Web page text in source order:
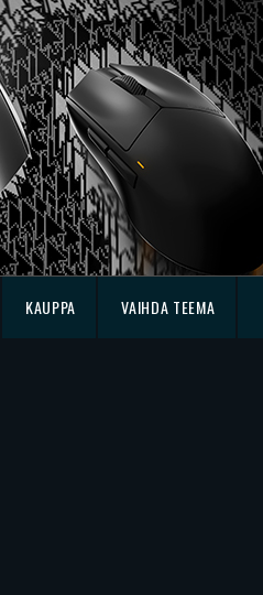
KAUPPA VAIHDA TEEMA